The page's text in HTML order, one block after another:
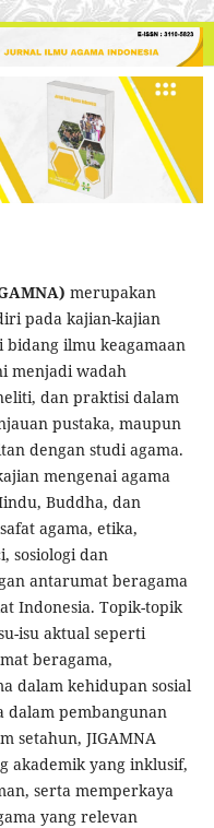
merupakan
pada kajian-kajian
ilmu keagamaan
menjadi wadah
dan praktisi dalam
pustaka, maupun
dengan studi agama.
mengenai agama
Buddha, dan
agama, etika,
sosiologi dan
antarumat beragama
Indonesia. Topik-topik
isu aktual seperti
beragama,
dalam kehidupan sosial
dalam pembangunan
setahun, JIGAMNA
akademik yang inklusif,
serta memperkaya
yang relevan